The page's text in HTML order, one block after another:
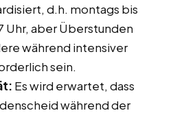
d.h. montags bis
Uhr, aber Überstunden
während intensiver
sein.
Es wird erwartet, dass
während der